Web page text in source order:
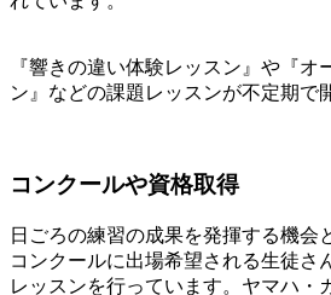
『響きの違い体験レッスン』や『オ
ン』などの課題レッスンが不定期で
コンクールや資格取得
日ごろの練習の成果を発揮する機会
コンクールに出場希望される生徒さ
レッスンを行っています。ヤマハ・